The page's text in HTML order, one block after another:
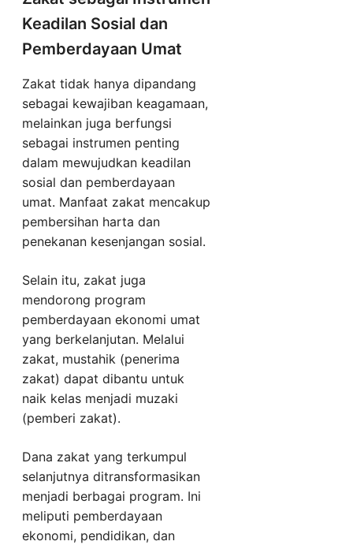
Keadilan Sosial dan
Pemberdayaan Umat
Zakat tidak hanya dipandang
sebagai kewajiban keagamaan,
melainkan juga berfungsi
sebagai instrumen penting
dalam mewujudkan keadilan
sosial dan pemberdayaan
umat. Manfaat zakat mencakup
pembersihan harta dan
penekanan kesenjangan sosial.
Selain itu, zakat juga
mendorong program
pemberdayaan ekonomi umat
yang berkelanjutan. Melalui
zakat, mustahik (penerima
zakat) dapat dibantu untuk
naik kelas menjadi muzaki
(pemberi zakat).
Dana zakat yang terkumpul
selanjutnya ditransformasikan
menjadi berbagai program. Ini
meliputi pemberdayaan
ekonomi, pendidikan, dan